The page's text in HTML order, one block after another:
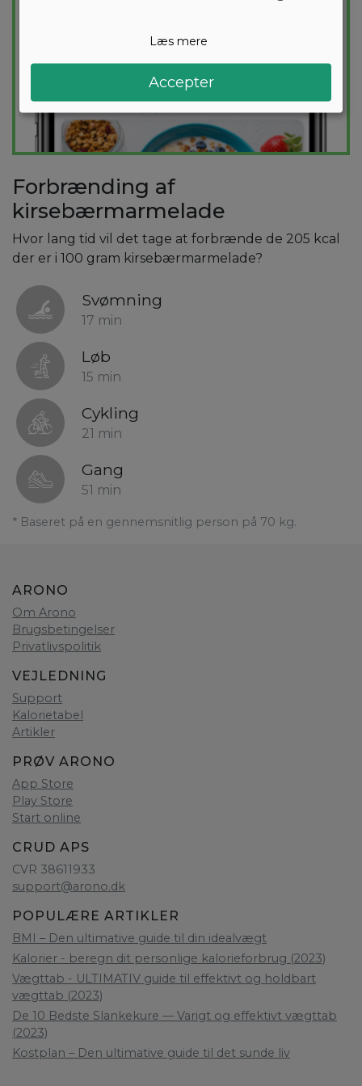
Forbrænding af
kirsebærmarmelade
Hvor lang tid vil det tage at forbrænde de 205 kcal
der er i 100 gram kirsebærmarmelade?
Svømning
17 min
Løb
15 min
Cykling
21 min
Gang
51 min
* Baseret på en gennemsnitlig person på 70 kg.
ARONO
Om Arono
Brugsbetingelser
Privatlivspolitik
VEJLEDNING
Support
Kalorietabel
Artikler
PRØV ARONO
App Store
Play Store
Start online
CRUD APS
CVR 38611933
support@arono.dk
POPULÆRE ARTIKLER
BMI – Den ultimative guide til din idealvægt
Kalorier - beregn dit personlige kalorieforbrug (2023)
Vægttab - ULTIMATIV guide til effektivt og holdbart
vægttab (2023)
De 10 Bedste Slankekure — Varigt og effektivt vægttab
(2023)
Kostplan – Den ultimative guide til det sunde liv
Læs mere
Accepter